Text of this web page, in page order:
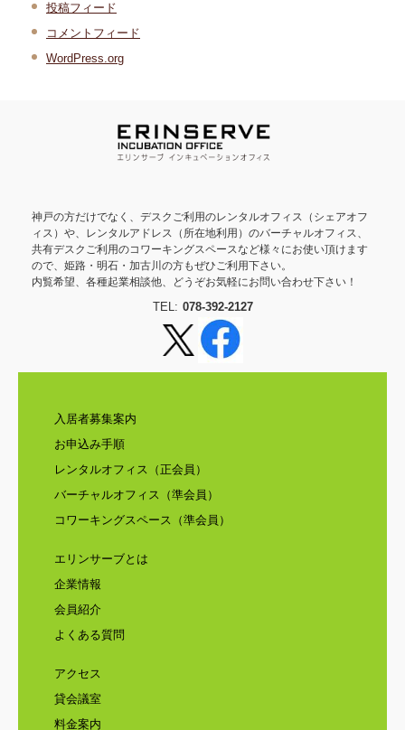
投稿フィード
コメントフィード
WordPress.org
神戸の方だけでなく、デスクご利用のレンタルオフィス（シェアオフ
ィス）や、レンタルアドレス（所在地利用）のバーチャルオフィス、
共有デスクご利用のコワーキングスペースなど様々にお使い頂けます
ので、姫路・明石・加古川の方もぜひご利用下さい。
内覧希望、各種起業相談他、どうぞお気軽にお問い合わせ下さい！
TEL: 078-392-2127
入居者募集案内
お申込み手順
レンタルオフィス（正会員）
バーチャルオフィス（準会員）
コワーキングスペース（準会員）
エリンサーブとは
企業情報
会員紹介
よくある質問
アクセス
貸会議室
料金案内